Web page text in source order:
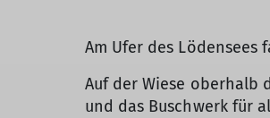
Am Ufer des Lödensees
Auf der Wiese oberhalb
und das Buschwerk für